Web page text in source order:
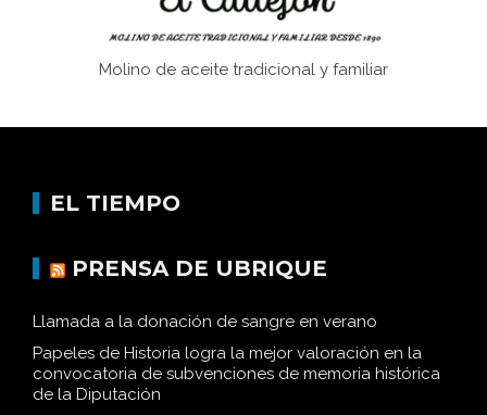
Molino de aceite tradicional y familiar
EL TIEMPO
PRENSA DE UBRIQUE
Llamada a la donación de sangre en verano
Papeles de Historia logra la mejor valoración en la
convocatoria de subvenciones de memoria histórica
de la Diputación